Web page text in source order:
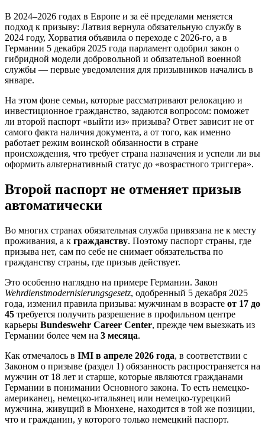
В 2024–2026 годах в Европе и за её пределами меняется
подход к призыву: Латвия вернула обязательную службу в
2024 году, Хорватия объявила о переходе с 2026-го, а в
Германии 5 декабря 2025 года парламент одобрил закон о
гибридной модели добровольной и обязательной военной
службы — первые уведомления для призывников начались в
январе.
На этом фоне семьи, которые рассматривают релокацию и
инвестиционное гражданство, задаются вопросом: поможет
ли второй паспорт «выйти из» призыва? Ответ зависит не от
самого факта наличия документа, а от того, как именно
работает режим воинской обязанности в стране
происхождения, что требует страна назначения и успели ли вы
оформить альтернативный статус до «возрастного триггера».
Второй паспорт не отменяет призыв
автоматически
Во многих странах обязательная служба привязана не к месту
проживания, а к гражданству. Поэтому паспорт страны, где
призыва нет, сам по себе не снимает обязательства по
гражданству страны, где призыв действует.
Это особенно наглядно на примере Германии. Закон
Wehrdienstmodernisierungsgesetz, одобренный 5 декабря 2025
года, изменил правила призыва: мужчинам в возрасте от 17 до
45 требуется получить разрешение в профильном центре
карьеры Bundeswehr Career Center, прежде чем выезжать из
Германии более чем на 3 месяца.
Как отмечалось в IMI в апреле 2026 года, в соответствии с
Законом о призыве (раздел 1) обязанность распространяется на
мужчин от 18 лет и старше, которые являются гражданами
Германии в понимании Основного закона. То есть немецко-
американец, немецко-итальянец или немецко-турецкий
мужчина, живущий в Мюнхене, находится в той же позиции,
что и гражданин, у которого только немецкий паспорт.